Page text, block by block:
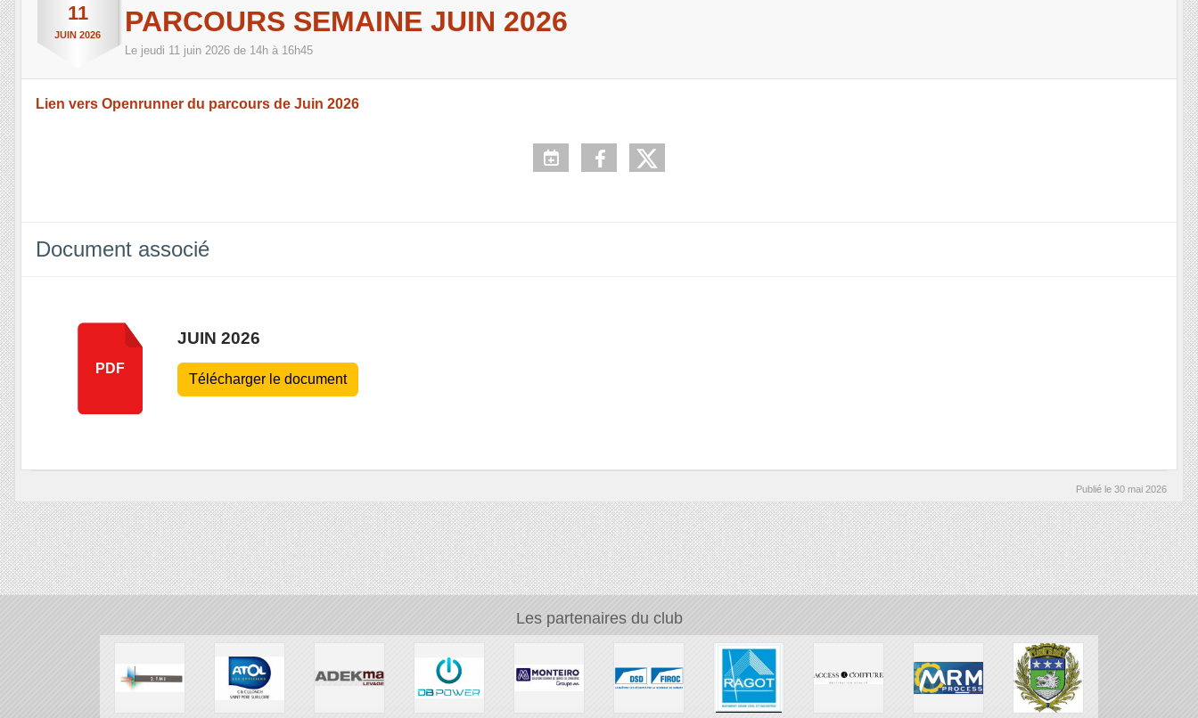
11
JUIN 2026 PARCOURS SEMAINE JUIN 2026
Le jeudi 11 juin 2026 de 14h à 16h45
Lien vers Openrunner du parcours de Juin 2026
Document associé
PDF
JUIN 2026
Télécharger le document
Publié le 30 mai 2026
Les partenaires du club